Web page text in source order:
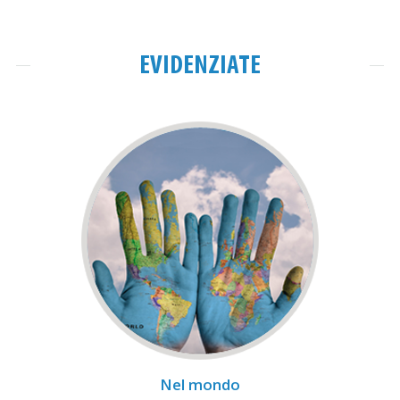
EVIDENZIATE
Nel mondo